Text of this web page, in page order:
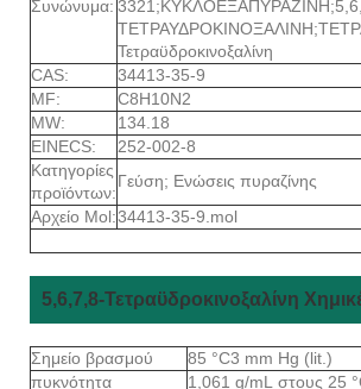
Συνώνυμα:
Τετραϋδροκινοξαλίνη
CAS:
34413-35-9
MF:
C8H10N2
MW:
134.18
EINECS:
252-002-8
Κατηγορίες
προϊόντων:
Γεύση; Ενώσεις πυραζίνης
Αρχείο Mol:34413-35-9.mol
5,6,7,8-Τετραϋδροκινοξαλίνη
Σημείο βρασμού
85 °C3 mm Hg (lit.)
πυκνότητα
1,061 g/mL στους 25